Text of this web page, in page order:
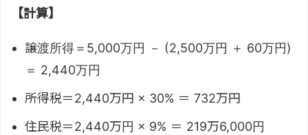
【計算】
譲渡所得＝5,000万円 － (2,500万円 ＋ 60万円)
＝ 2,440万円
所得税＝2,440万円 × 30% ＝ 732万円
住民税＝2,440万円 × 9% ＝ 219万6,000円